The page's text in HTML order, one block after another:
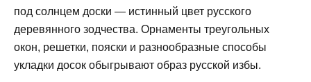
под солнцем доски — истинный цвет русского
деревянного зодчества. Орнаменты треугольных
окон, решетки, пояски и разнообразные способы
укладки досок обыгрывают образ русской избы.